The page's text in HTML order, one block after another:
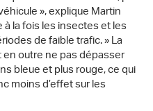
», explique Martin
la fois les insectes et les
de faible trafic. » La
outre ne pas dépasser
bleue et plus rouge, ce qui
moins d’effet sur les